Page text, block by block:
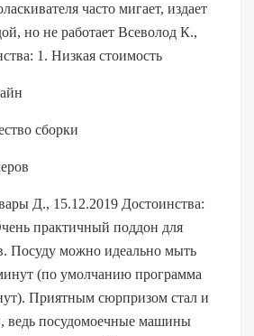
часто мигает, издает
но не работает Всеволод К.,
1. Низкая стоимость
сборки
Д., 15.12.2019 Достоинства:
практичный поддон для
Посуду можно идеально мыть
(по умолчанию программа
Приятным сюрпризом стал и
ведь посудомоечные машины